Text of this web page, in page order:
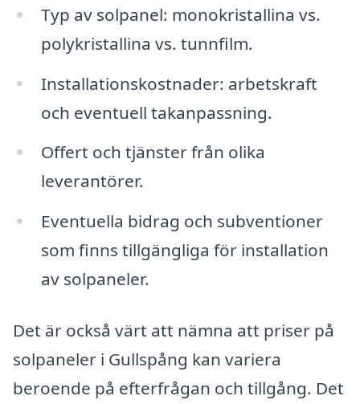
Typ av solpanel: monokristallina vs.
polykristallina vs. tunnfilm.
Installationskostnader: arbetskraft
och eventuell takanpassning.
Offert och tjänster från olika
leverantörer.
Eventuella bidrag och subventioner
som finns tillgängliga för installation
av solpaneler.
Det är också värt att nämna att priser på
solpaneler i Gullspång kan variera
beroende på efterfrågan och tillgång. Det